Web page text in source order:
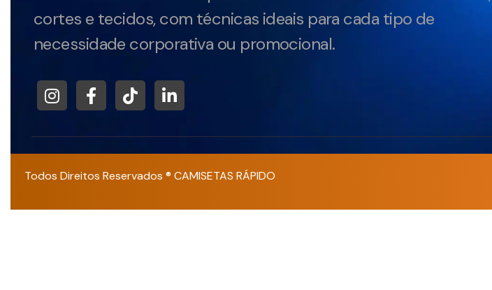
cortes e tecidos, com técnicas ideais para cada tipo de
necessidade corporativa ou promocional.
Todos Direitos Reservados ® CAMISETAS RÁPIDO